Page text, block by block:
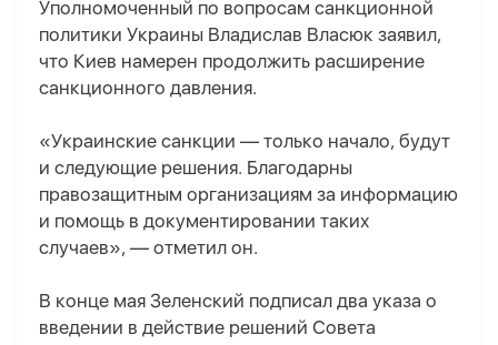
Уполномоченный по вопросам санкционной
политики Украины Владислав Власюк заявил,
что Киев намерен продолжить расширение
санкционного давления.
«Украинские санкции — только начало, будут
и следующие решения. Благодарны
правозащитным организациям за информацию
и помощь в документировании таких
случаев», — отметил он.
В конце мая Зеленский подписал два указа о
введении в действие решений Совета